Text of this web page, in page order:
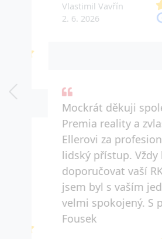
Vlastimil Vavřín
2. 6. 2026
Mockrát děkuji
Premia reality a
Ellerovi za
lidský přístup. Vždy
doporučovat vaší
jsem byl s vaším
velmi spokojený. S
Fousek